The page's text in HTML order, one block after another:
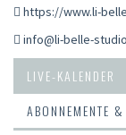
https://www.li-
info@li-belle-
LIVE-KALENDER
ABONNEMENTE